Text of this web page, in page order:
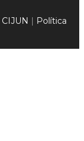
CIJUN | Política